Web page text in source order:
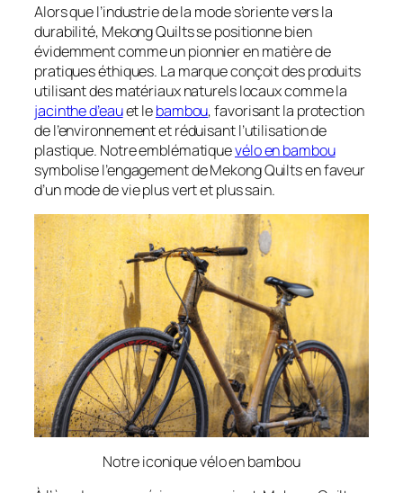
Alors que l’industrie de la mode s’oriente vers la
durabilité, Mekong Quilts se positionne bien
évidemment comme un pionnier en matière de
pratiques éthiques. La marque conçoit des produits
utilisant des matériaux naturels locaux comme la
jacinthe d’eauet lebambou, favorisant la protection
de l’environnement et réduisant l’utilisation de
plastique. Notre emblématiquevélo en bambou
symbolise l’engagement de Mekong Quilts en faveur
d’un mode de vie plus vert et plus sain.
Notre iconique vélo en bambou